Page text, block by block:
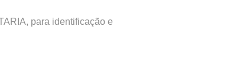
para identificação e